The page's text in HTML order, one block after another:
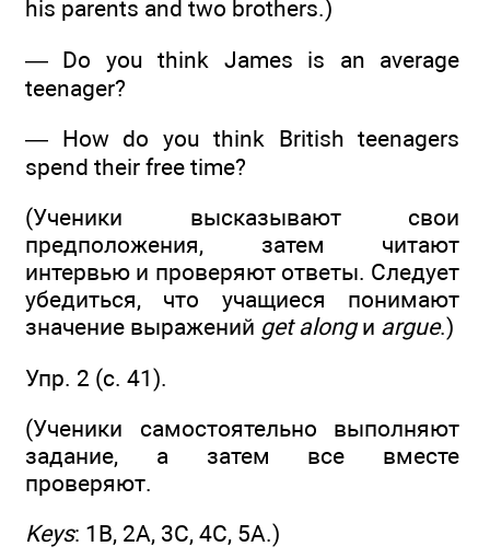
his parents and two brothers.)
— Do you think James is an average
teenager?
— How do you think British teenagers
spend their free time?
(Ученики высказывают свои
предположения, затем читают
интервью и проверяют ответы. Следует
убедиться, что учащиеся понимают
значение выражений get alongи argue.)
Упр. 2 (с. 41).
(Ученики самостоятельно выполняют
задание, а затем все вместе
проверяют.
Keys: 1В, 2А, 3С, 4С, 5А.)